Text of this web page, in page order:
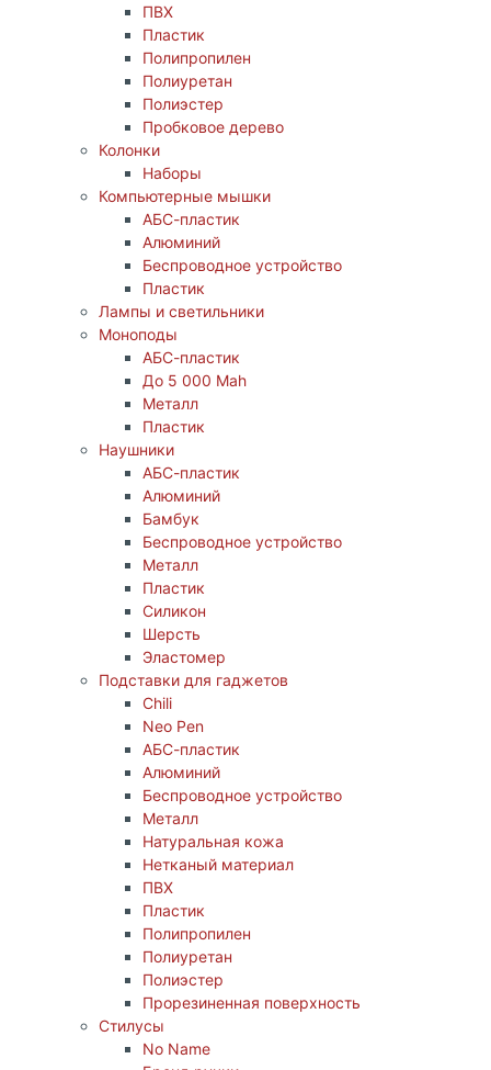
ПВХ
Пластик
Полипропилен
Полиуретан
Полиэстер
Пробковое дерево
Колонки
Наборы
Компьютерные мышки
АБС-пластик
Алюминий
Беспроводное устройство
Пластик
Лампы и светильники
Моноподы
АБС-пластик
До 5 000 Mah
Металл
Пластик
Наушники
АБС-пластик
Алюминий
Бамбук
Беспроводное устройство
Металл
Пластик
Силикон
Шерсть
Эластомер
Подставки для гаджетов
Chili
Neo Pen
АБС-пластик
Алюминий
Беспроводное устройство
Металл
Натуральная кожа
Нетканый материал
ПВХ
Пластик
Полипропилен
Полиуретан
Полиэстер
Прорезиненная поверхность
Стилусы
No Name